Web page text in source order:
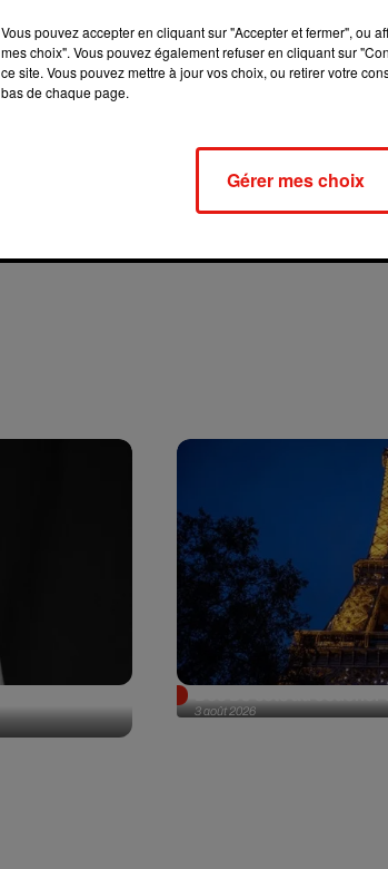
3 août 2026
Vous pouvez accepter en cliquant sur "Accepter et fermer", ou
mes choix". Vous pouvez également refuser en cliquant sur
ce site. Vous pouvez mettre à jour vos choix, ou retirer votre
bas de chaque page.
Gérer mes choix